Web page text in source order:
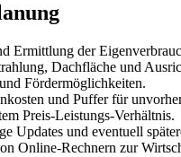
Ermittlung der
Dachfläche und
Fördermöglichkeiten.
und Puffer für
Preis-Leistungs-Verhältnis.
Updates und eventuell
Online-Rechnern zur